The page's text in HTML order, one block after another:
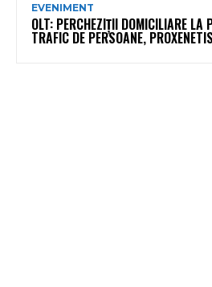
EVENIMENT
OLT: PERCHEZIŢII DOMICILIARE LA
TRAFIC DE PERSOANE,